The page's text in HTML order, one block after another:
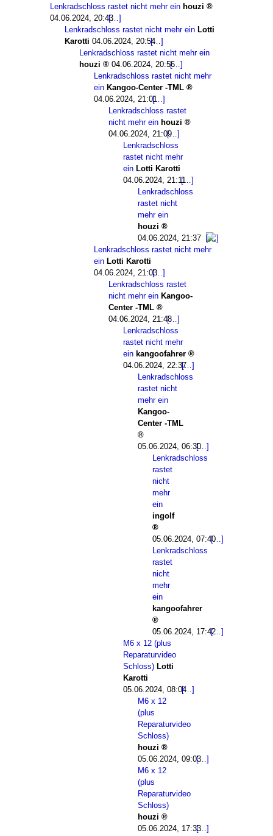
Lenkradschloss rastet nicht mehr ein houzi
04.06.2024, 20:43
Lenkradschloss rastet nicht mehr ein Lotti
Karotti 04.06.2024, 20:54
Lenkradschloss rastet nicht mehr ein
houzi
04.06.2024, 20:56
Lenkradschloss rastet nicht mehr
ein Kangoo-Center -TML
04.06.2024, 21:01
Lenkradschloss rastet
nicht mehr ein houzi
04.06.2024, 21:09
Lenkradschloss
rastet nicht mehr
ein Lotti Karotti
04.06.2024, 21:11
Lenkradschloss
rastet nicht
mehr ein
houzi
04.06.2024, 21:37
Lenkradschloss rastet nicht mehr
ein Lotti Karotti
04.06.2024, 21:03
Lenkradschloss rastet
nicht mehr ein Kangoo-
Center -TML
04.06.2024, 21:48
Lenkradschloss
rastet nicht mehr
ein kangoofahrer
04.06.2024, 22:37
Lenkradschloss
rastet nicht
mehr ein
Kangoo-
Center -TML
05.06.2024, 06:30
Lenkradschloss
rastet
nicht
mehr
ein
ingolf
05.06.2024, 07:40
Lenkradschloss
rastet
nicht
mehr
ein
kangoofahrer
05.06.2024, 17:42
M6 x 12 (plus
Reparaturvideo
Schloss) Lotti
Karotti
05.06.2024, 08:04
M6 x 12
(plus
Reparaturvideo
Schloss)
houzi
05.06.2024, 09:03
M6 x 12
(plus
Reparaturvideo
Schloss)
houzi
05.06.2024, 17:33